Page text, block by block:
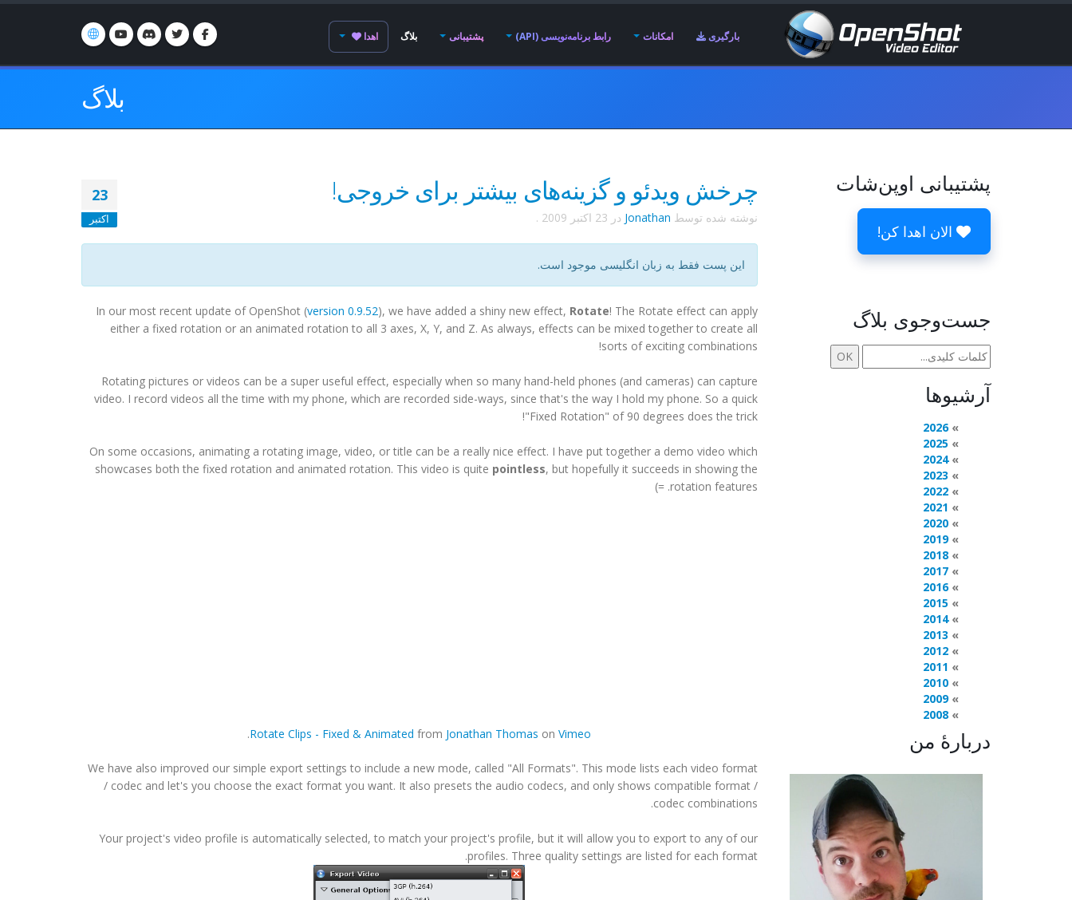
بارگیری امکانات رابط برنامه‌نویسی (API) پشتیبانی بلاگ اهدا
بلاگ
23
اکتبر
چرخش ویدئو و گزینه‌های بیشتر برای خروجی!
نوشته شده توسط Jonathan در 23 اکتبر 2009 .
این پست فقط به زبان انگلیسی موجود است.
In our most recent update of OpenShot (version 0.9.52), we have added a shiny new effect, Rotate! The Rotate effect can apply
either a fixed rotation or an animated rotation to all 3 axes, X, Y, and Z. As always, effects can be mixed together to create all
sorts of exciting combinations!
Rotating pictures or videos can be a super useful effect, especially when so many hand-held phones (and cameras) can capture
video. I record videos all the time with my phone, which are recorded side-ways, since that's the way I hold my phone. So a quick
"Fixed Rotation" of 90 degrees does the trick!
On some occasions, animating a rotating image, video, or title can be a really nice effect. I have put together a demo video which
showcases both the fixed rotation and animated rotation. This video is quite pointless, but hopefully it succeeds in showing the
rotation features. =)
Rotate Clips - Fixed & Animated from Jonathan Thomas onVimeo
.
We have also improved our simple export settings to include a new mode, called "All Formats". This mode lists each video format
/ codec and let's you choose the exact format you want. It also presets the audio codecs, and only shows compatible format /
codec combinations.
Your project's video profile is automatically selected, to match your project's profile, but it will allow you to export to any of our
profiles. Three quality settings are listed for each format.
پشتیبانی اوپن‌شات
الان اهدا کن!
جست‌وجوی بلاگ
آرشیوها
2026
2025
2024
2023
2022
2021
2020
2019
2018
2017
2016
2015
2014
2013
2012
2011
2010
2009
2008
دربارهٔ من